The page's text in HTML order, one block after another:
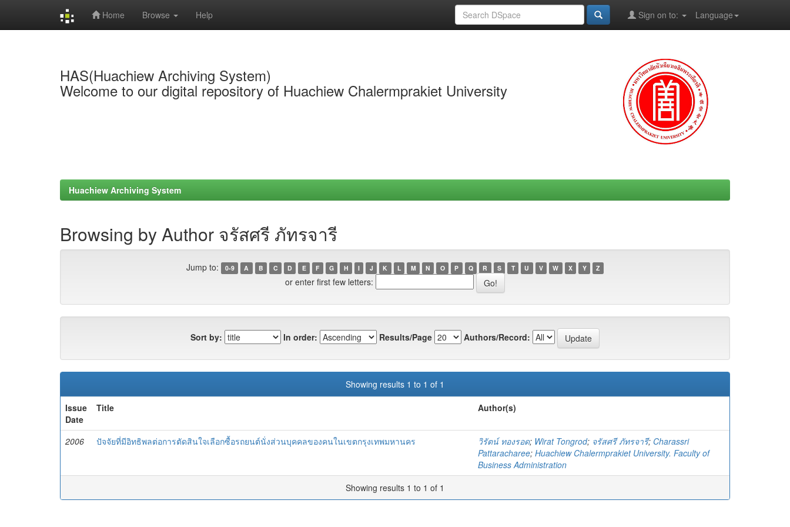
Home Browse Help Language
Sign on to:
HAS(Huachiew Archiving System)
Welcome to our digital repository of Huachiew Chalermprakiet University
Huachiew Archiving System
Browsing by Author จรัสศรี ภัทรจารี
Jump to: 0-9 A B C D E F G H I J K L M N O P Q R S T U V W X Y Z
or enter first few letters:
Sort by: In order: Results/Page Authors/Record:
Showing results 1 to 1 of 1
Issue
Date
Title Author(s)
2006 ปัจจัยที่มีอิทธิพลต่อการตัดสินใจเลือกซื้อรถยนต์นั่งส่วนบุคคลของคนในเขตกรุงเทพมหานคร วิรัตน์ ทองรอด; Wirat Tongrod; จรัสศรี ภัทรจารี; Charassri
Pattaracharee; Huachiew Chalermprakiet University. Faculty of
Business Administration
Showing results 1 to 1 of 1